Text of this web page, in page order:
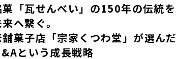
菓「瓦せんべい」の150年の伝統を
へ繋ぐ。
菓子店「宗家くつわ堂」が選んだ
という成長戦略